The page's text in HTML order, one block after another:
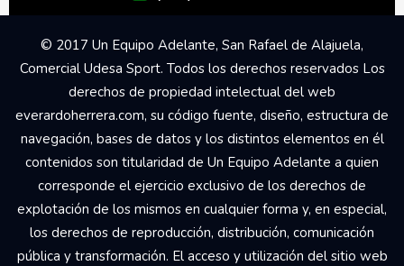
© 2017 Un Equipo Adelante, San Rafael de Alajuela,
Comercial Udesa Sport. Todos los derechos reservados Los
derechos de propiedad intelectual del web
everardoherrera.com, su código fuente, diseño, estructura de
navegación, bases de datos y los distintos elementos en él
contenidos son titularidad de Un Equipo Adelante a quien
corresponde el ejercicio exclusivo de los derechos de
explotación de los mismos en cualquier forma y, en especial,
los derechos de reproducción, distribución, comunicación
pública y transformación. El acceso y utilización del sitio web